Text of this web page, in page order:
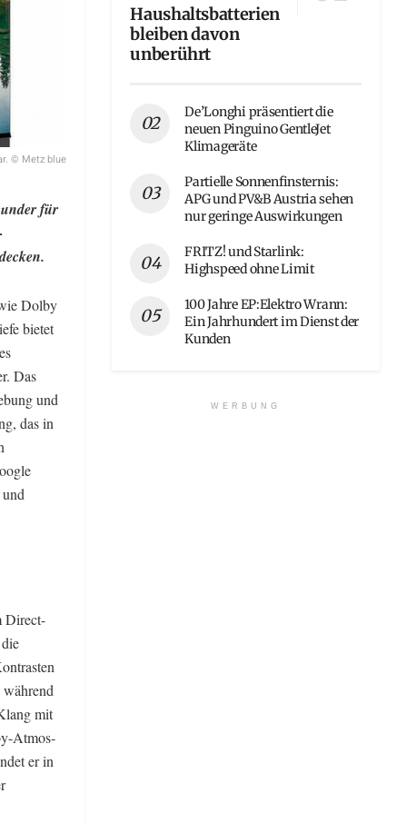
© Metz blue
für
Dolby
bietet
Das
und
das in
Direct-
mit
Atmos-
er in
Haushaltsbatterien
bleiben davon
unberührt
De’Longhi präsentiert die
neuen Pinguino GentleJet
Klimageräte
Partielle Sonnenfinsternis:
APG und PV&B Austria sehen
nur geringe Auswirkungen
FRITZ! und Starlink:
Highspeed ohne Limit
100 Jahre EP:Elektro Wrann:
Ein Jahrhundert im Dienst der
Kunden
WERBUNG